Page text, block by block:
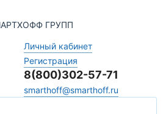
Личный кабинет
Регистрация
8(800)302-57-71
smarthoff@smarthoff.ru